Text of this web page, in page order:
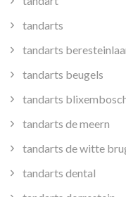
tandarts
tandarts
tandarts beugels
tandarts
tandarts de meern
tandarts de witte
tandarts dental